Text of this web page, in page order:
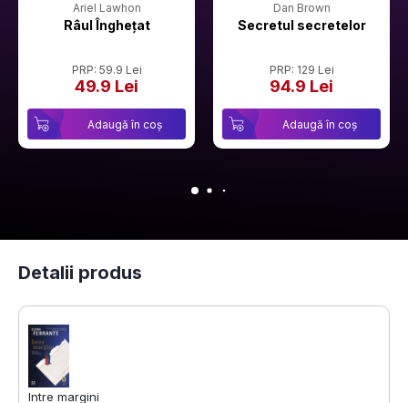
Ariel Lawhon
Râul Înghețat
PRP: 59.9 Lei
49.9 Lei
Adaugă în coș
Dan Brown
Secretul secretelor
PRP: 129 Lei
94.9 Lei
Adaugă în coș
Detalii produs
Intre margini